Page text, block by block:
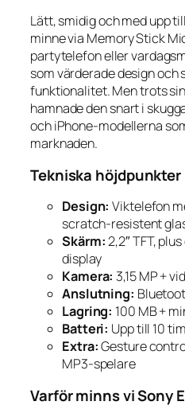
Lätt, smidig och med upp
minne via Memory Stick
partytelefon eller
som värderade design och
funktionalitet. Men trots
hamnade den snart i
och iPhone-modellerna
marknaden.
Tekniska höjdpunkter
Design: Viktelefon
scratch-resistent
Skärm:2,2″ TFT,
display
Kamera: 3,15 MP +
Anslutning:
Lagring: 100 MB +
Batteri: Upp till 10
Extra:Gesture
MP3-spelare
Varför minns vi Sony